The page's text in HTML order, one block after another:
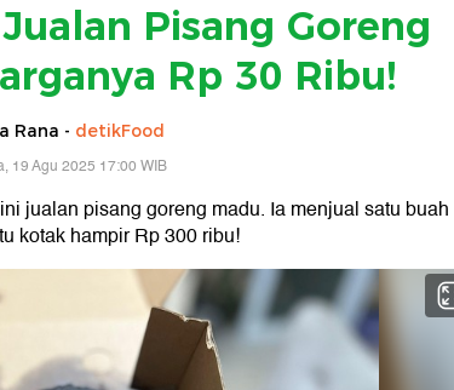
Pisang Goreng
Rp 30 Ribu!
Rana - detikFood
19 Agu 2025 17:00 WIB
jualan pisang goreng madu. Ia menjual satu buah
kotak hampir Rp 300 ribu!